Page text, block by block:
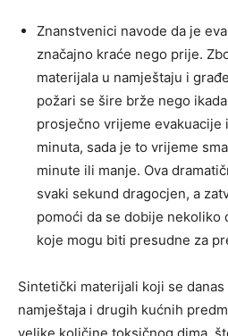
Znanstvenici navode da je
značajno kraće nego prije.
materijala u namještaju i
požari se šire brže nego
prosječno vrijeme evakuacije
minuta, sada je to vrijeme
minute ili manje. Ova
svaki sekund dragocjen, a
pomoći da se dobije nekoliko
koje mogu biti presudne za
Sintetički materijali koji se
namještaja i drugih kućnih